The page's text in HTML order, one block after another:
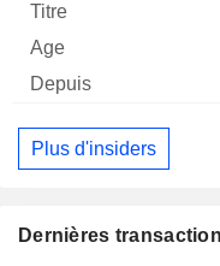
Plus d'insiders
Dernières